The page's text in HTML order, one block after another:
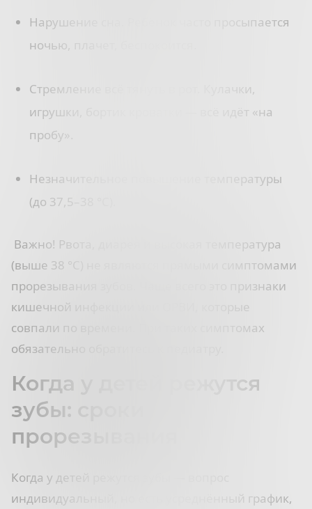
Нарушение сна. Ребёнок часто просыпается
ночью, плачет, беспокоится.
Стремление всё тянуть в рот. Кулачки,
игрушки, бортик кроватки — всё идёт «на
пробу».
Незначительное повышение температуры
(до 37,5–38 °C).
Важно! Рвота, диарея и высокая температура
(выше 38 °C) не являются прямыми симптомами
прорезывания зубов. Чаще всего это признаки
кишечной инфекции или ОРВИ, которые
совпали по времени. При таких симптомах
обязательно обратитесь к педиатру.
Когда у детей режутся
зубы: сроки
прорезывания
Когда у детей режутся зубы — вопрос
индивидуальный, но есть усреднённый график,